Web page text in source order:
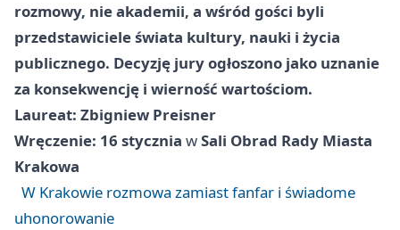
rozmowy, nie akademii, a wśród gości byli
przedstawiciele świata kultury, nauki i życia
publicznego. Decyzję jury ogłoszono jako uznanie
za konsekwencję i wierność wartościom.
Laureat: Zbigniew Preisner
Wręczenie: 16 stycznia wSali Obrad Rady Miasta
Krakowa
W Krakowie rozmowa zamiast fanfar i świadome
uhonorowanie